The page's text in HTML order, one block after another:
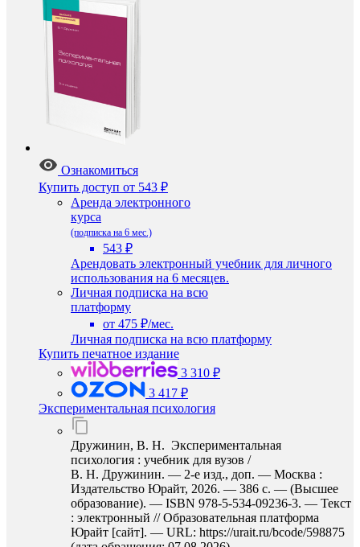
Ознакомиться
Купить доступ от 543 ₽
Аренда электронного
курса
(подписка на 6 мес.)
543 ₽
Арендовать электронный учебник для личного
использования на 6 месяцев.
Личная подписка на всю
платформу
от 475 ₽/мес.
Личная подписка на всю платформу
Купить печатное издание
3 310 ₽
3 417 ₽
Экспериментальная психология
Дружинин, В. Н. Экспериментальная
психология : учебник для вузов /
В. Н. Дружинин. — 2-е изд., доп. — Москва :
Издательство Юрайт, 2026. — 386 с. — (Высшее
образование). — ISBN 978-5-534-09236-3. — Текст
: электронный // Образовательная платформа
Юрайт [сайт]. — URL: https://urait.ru/bcode/598875